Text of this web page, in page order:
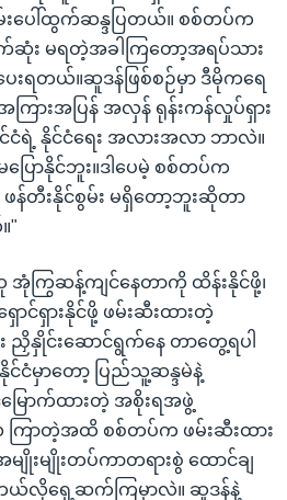
ပေါ်ထွက်ဆန္ဒပြတယ်။ စစ်တပ်က
း မရတဲ့အခါကြတော့အရပ်သား
ေးရတယ်။ဆူဒန်ဖြစ်စဉ်မှာ ဒီမိုကရေ
ြားအပြန် အလှန် ရုန်းကန်လှုပ်ရှား
ရဲ့ နိုင်ငံရေး အလားအလာ ဘာလဲ။
ောနိုင်ဘူး။ဒါပေမဲ့ စစ်တပ်က
န်တီးနိုင်စွမ်း မရှိတော့ဘူးဆိုတာ
"
ကြွဆန့်ကျင်နေတာကို ထိန်းနိုင်ဖို့၊
ရှားနိုင်ဖို့ ဖမ်းဆီးထားတဲ့
ညှိနှိုင်းဆောင်ရွက်နေ တာတွေ့ရပါ
ငံမှာတော့ ပြည်သူ့ဆန္ဒမဲနဲ့
ြောက်ထားတဲ့ အစိုးရအဖွဲ့
ကြာတဲ့အထိ စစ်တပ်က ဖမ်းဆီးထား
ျိုးမျိုးတပ်ကာတရားစွဲ ထောင်ချ
ယ်လိုရှေ့ဆက်ကြမှာလဲ။ ဆူဒန်နဲ့